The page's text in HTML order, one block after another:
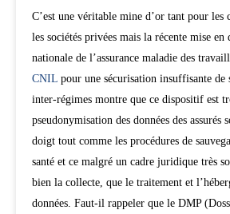
C’est une véritable mine d’or tant pour les
les sociétés privées mais la récente mise en
nationale de l’assurance maladie des
CNIL pour une sécurisation insuffisante de
inter-régimes montre que ce dispositif est
pseudonymisation des données des assurés
doigt tout comme les procédures de
santé et ce malgré un cadre juridique très
bien la collecte, que le traitement et
données. Faut-il rappeler que le DMP